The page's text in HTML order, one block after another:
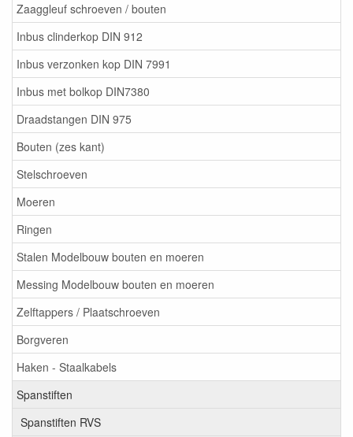
Zaaggleuf schroeven / bouten
Inbus clinderkop DIN 912
Inbus verzonken kop DIN 7991
Inbus met bolkop DIN7380
Draadstangen DIN 975
Bouten (zes kant)
Stelschroeven
Moeren
Ringen
Stalen Modelbouw bouten en moeren
Messing Modelbouw bouten en moeren
Zelftappers / Plaatschroeven
Borgveren
Haken - Staalkabels
Spanstiften
Spanstiften RVS